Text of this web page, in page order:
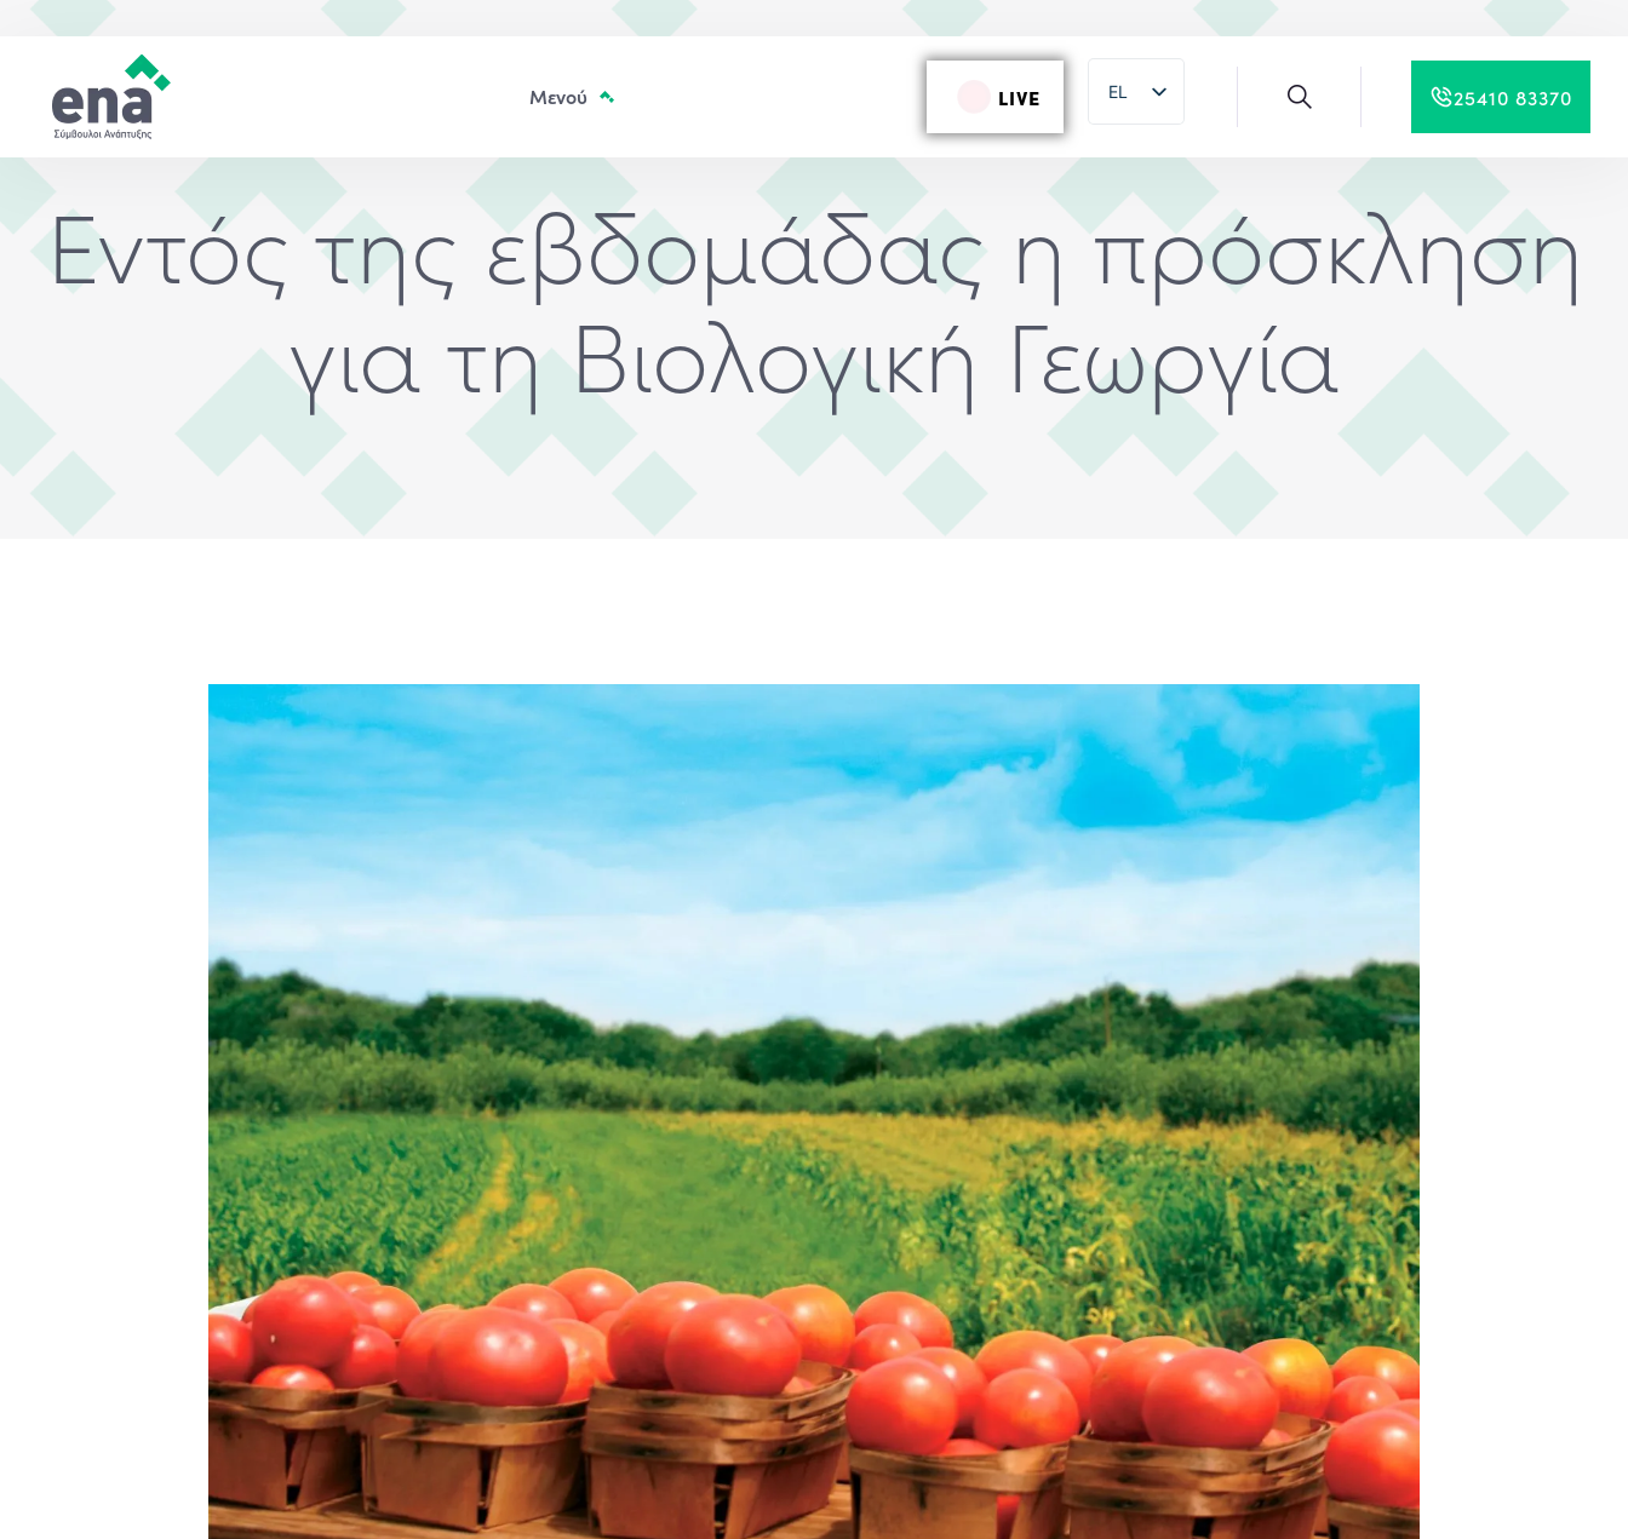
LIVE
EL
EN
25410 83370
Εντός της εβδομάδας η πρόσκληση
για τη Βιολογική Γεωργία